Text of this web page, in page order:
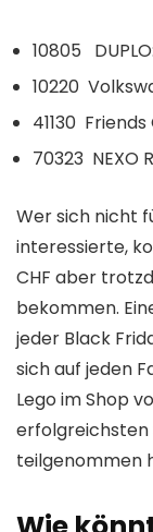
10805
10220
41130
70323 NEXO
Wer sich nicht
interessierte,
CHF aber
bekommen.
jeder Black
sich auf jeden
Lego im Shop
erfolgreichsten
teilgenommen